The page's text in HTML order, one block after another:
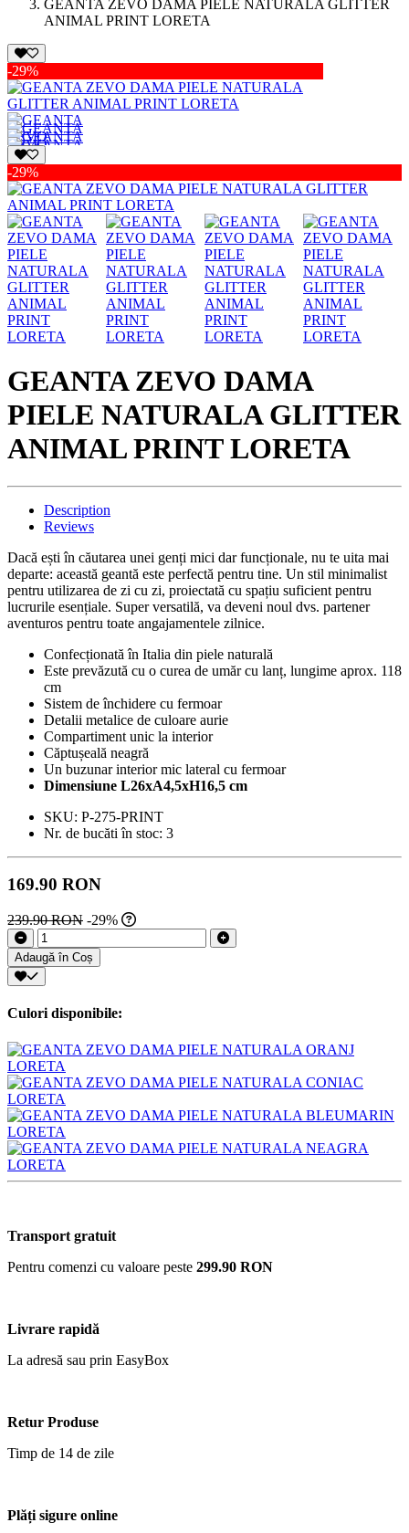
GEANTA ZEVO DAMA PIELE NATURALA GLITTER
ANIMAL PRINT LORETA
-29%
-29%
GEANTA ZEVO DAMA
PIELE NATURALA GLITTER
ANIMAL PRINT LORETA
Description
Reviews
Dacă ești în căutarea unei genți mici dar funcționale, nu te uita mai
departe: această geantă este perfectă pentru tine. Un stil minimalist
pentru utilizarea de zi cu zi, proiectată cu spațiu suficient pentru
lucrurile esențiale. Super versatilă, va deveni noul dvs. partener
aventuros pentru toate angajamentele zilnice.
Confecționată în Italia din piele naturală
Este prevăzută cu o curea de umăr cu lanț, lungime aprox. 118
cm
Sistem de închidere cu fermoar
Detalii metalice de culoare aurie
Compartiment unic la interior
Căptușeală neagră
Un buzunar interior mic lateral cu fermoar
Dimensiune L26xA4,5xH16,5 cm
SKU: P-275-PRINT
Nr. de bucăti în stoc: 3
169.90 RON
239.90 RON -29%
Adaugă în Coș
Culori disponibile:
Transport gratuit
Pentru comenzi cu valoare peste 299.90 RON
Livrare rapidă
La adresă sau prin EasyBox
Retur Produse
Timp de 14 de zile
Plăți sigure online